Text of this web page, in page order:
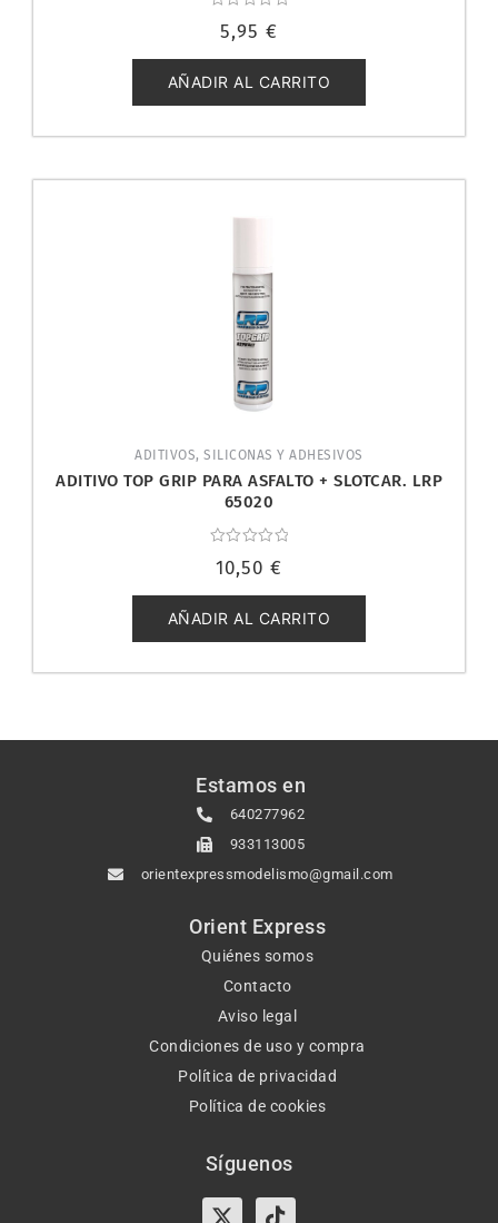
con
de
5
5,95 €
AÑADIR AL CARRITO
ADITIVOS, SILICONAS Y ADHESIVOS
ADITIVO TOP GRIP PARA ASFALTO + SLOTCAR. LRP
65020
con
de
5
10,50 €
AÑADIR AL CARRITO
Estamos en
640277962
933113005
orientexpressmodelismo@gmail.com
Orient Express
Quiénes somos
Contacto
Aviso legal
Condiciones de uso y compra
Política de privacidad
Política de cookies
Síguenos
X-
Tiktok
InstagramFacebook